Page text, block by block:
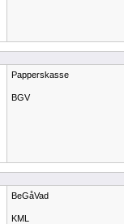
Papperskasse
BGV
BeGåVad
KML